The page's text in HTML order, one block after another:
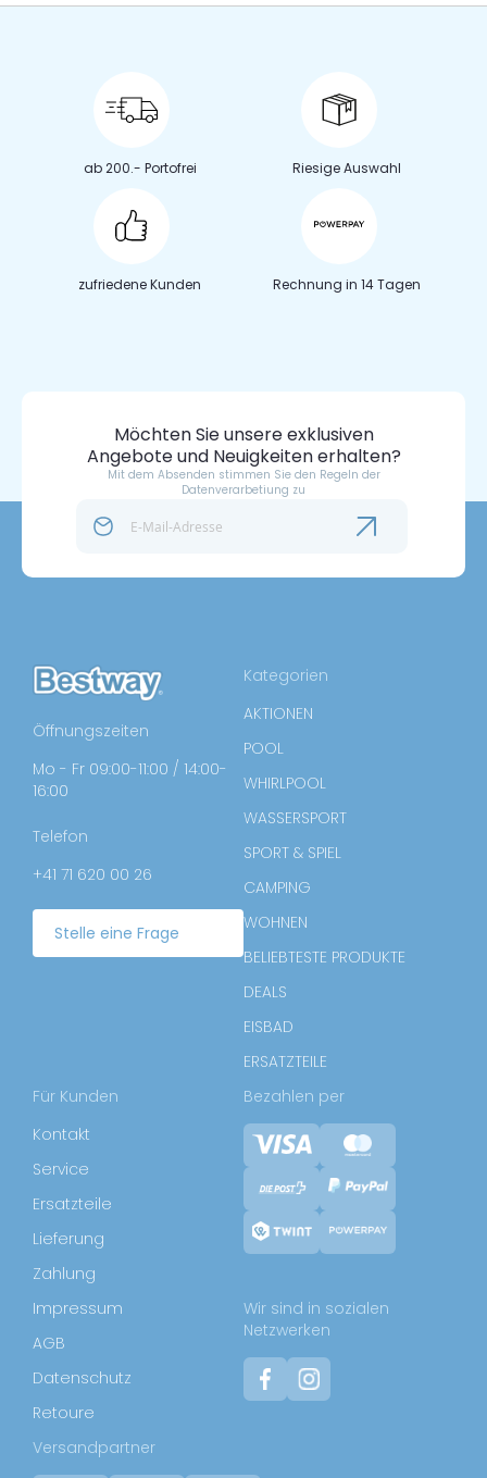
ab 200.- Portofrei Riesige Auswahl
zufriedene Kunden Rechnung in 14 Tagen
Möchten Sie unsere exklusiven
Angebote und Neuigkeiten erhalten?
Mit dem Absenden stimmen Sie den Regeln der
Datenverarbetiung zu
Öffnungszeiten
Mo - Fr 09:00-11:00 / 14:00-
16:00
Telefon
+41 71 620 00 26
Stelle eine Frage
Kategorien
AKTIONEN
POOL
WHIRLPOOL
WASSERSPORT
SPORT & SPIEL
CAMPING
WOHNEN
BELIEBTESTE PRODUKTE
DEALS
EISBAD
ERSATZTEILE
Für Kunden
Kontakt
Service
Ersatzteile
Lieferung
Zahlung
Impressum
AGB
Datenschutz
Retoure
Bezahlen per
Wir sind in sozialen
Netzwerken
Versandpartner